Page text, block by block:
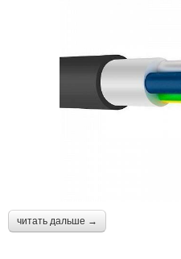
читать дальше →